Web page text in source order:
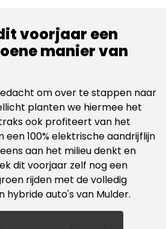
voorjaar een
manier van
om over te stappen naar
planten we hiermee het
ook profiteert van het
100% elektrische aandrijflijn
aan het milieu denkt en
dit voorjaar zelf nog een
rijden met de volledig
hybride auto's van Mulder.